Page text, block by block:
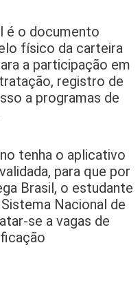
é o documento
físico da carteira
a participação em
registro de
a programas de
tenha o aplicativo
para que por
Brasil, o estudante
Nacional de
se a vagas de